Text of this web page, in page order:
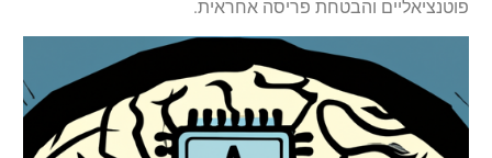
פוטנציאליים והבטחת פריסה אחראית.